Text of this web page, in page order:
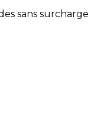
sans surcharge